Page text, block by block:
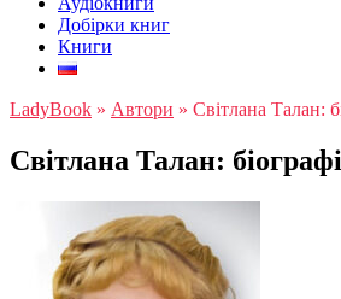
Добірки книг
Книги
LadyBook » Автори » Світлана Талан:
Світлана Талан: